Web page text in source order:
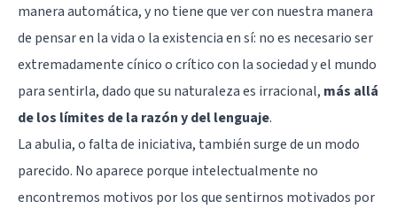
manera automática, y no tiene que ver con nuestra manera
de pensar en la vida o la existencia en sí: no es necesario ser
extremadamente cínico o crítico con la sociedad y el mundo
para sentirla, dado que su naturaleza es irracional, más allá
de los límites de la razón y del lenguaje.
Laabulia, o falta de iniciativa, también surge de un modo
parecido. No aparece porque intelectualmente no
encontremos motivos por los que sentirnos motivados por